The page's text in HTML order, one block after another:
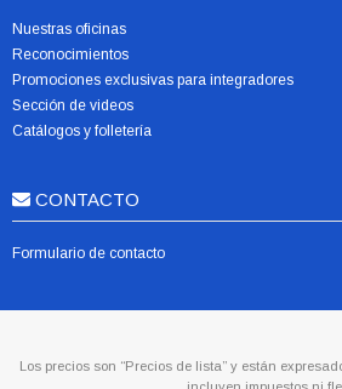
Nuestras oficinas
Reconocimientos
Promociones exclusivas para integradores
Sección de videos
Catálogos y folletería
CONTACTO
Formulario de contacto
Los precios son “Precios de lista” y están